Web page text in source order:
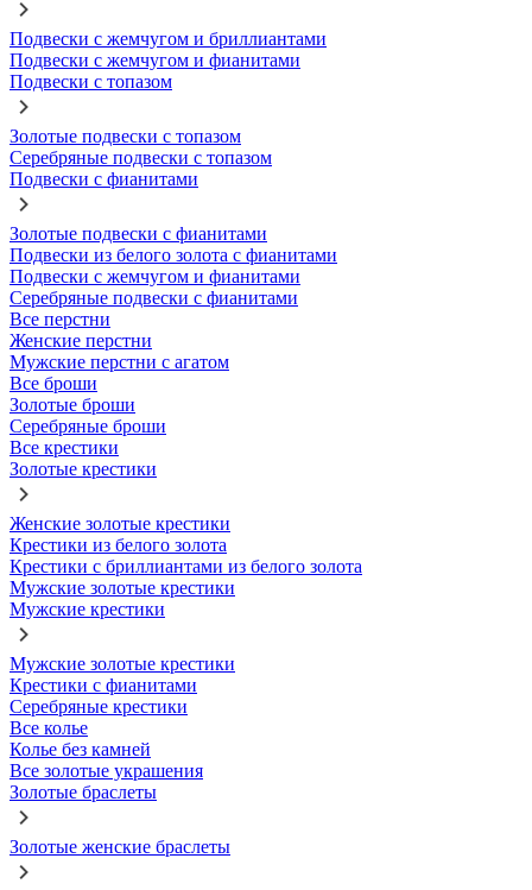
Подвески с жемчугом и бриллиантами
Подвески с жемчугом и фианитами
Подвески с топазом
Золотые подвески с топазом
Серебряные подвески с топазом
Подвески с фианитами
Золотые подвески с фианитами
Подвески из белого золота с фианитами
Подвески с жемчугом и фианитами
Серебряные подвески с фианитами
Все перстни
Женские перстни
Мужские перстни с агатом
Все броши
Золотые броши
Серебряные броши
Все крестики
Золотые крестики
Женские золотые крестики
Крестики из белого золота
Крестики с бриллиантами из белого золота
Мужские золотые крестики
Мужские крестики
Мужские золотые крестики
Крестики с фианитами
Серебряные крестики
Все колье
Колье без камней
Все золотые украшения
Золотые браслеты
Золотые женские браслеты